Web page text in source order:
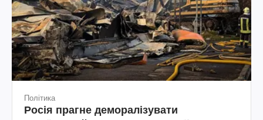
Політика
Росія прагне деморалізувати